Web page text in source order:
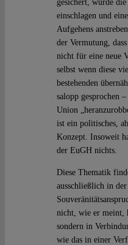
gesichert, würde
einschlagen und
Aufgehens
der Vermutung,
nicht für eine neue
selbst wenn diese
bestehenden
salopp gesprochen
Union
ist ein politisches,
Konzept. Insoweit
der EuGH nichts.
Diese Thematik
ausschließlich in
nicht, wie er meint,
sondern in
wie das in einer